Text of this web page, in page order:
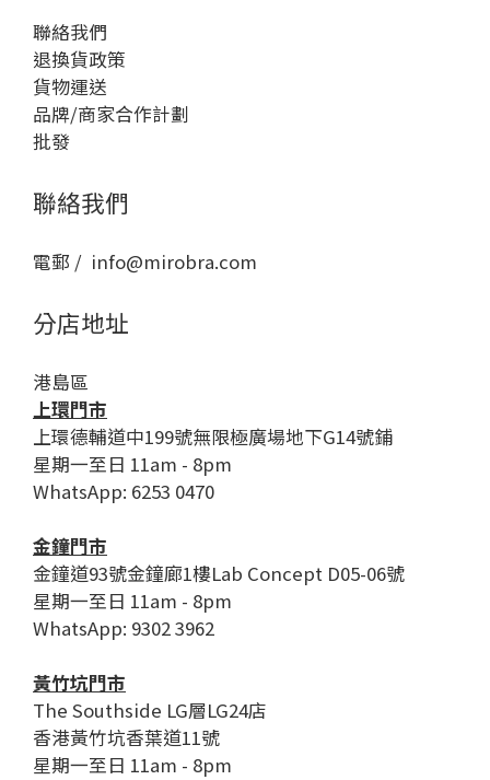
聯絡我們
退換貨政策
貨物運送
品牌/商家合作計劃
批發
聯絡我們
電郵 / info@mirobra.com
分店地址
港島區
上環門市
上環德輔道中199號無限極廣場地下G14號鋪
星期一至日 11am - 8pm
WhatsApp: 6253 0470
金鐘門市
金鐘道93號金鐘廊1樓Lab Concept D05-06號
星期一至日 11am - 8pm
WhatsApp: 9302 3962
黃竹坑門市
The Southside LG層LG24店
香港黃竹坑香葉道11號
星期一至日 11am - 8pm